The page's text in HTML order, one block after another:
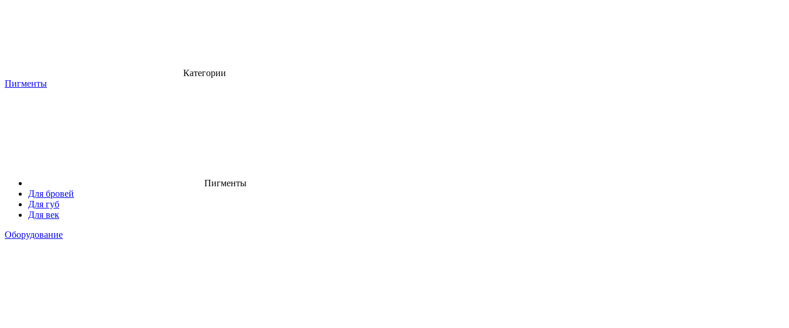
Категории
Пигменты
Пигменты
Для бровей
Для губ
Для век
Оборудование